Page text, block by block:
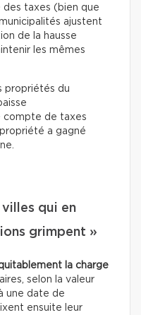
des taxes (bien que
ajustent
de la hausse
les mêmes
propriétés du
compte de taxes
a gagné
villes qui en
grimpent »
la charge
selon la valeur
une date de
ensuite leur